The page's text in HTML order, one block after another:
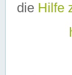
die Hilfe